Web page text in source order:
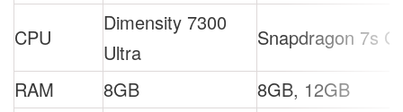
CPU
Dimensity 7300
Ultra
Snapdragon 7s
RAM
8GB
8GB, 12GB